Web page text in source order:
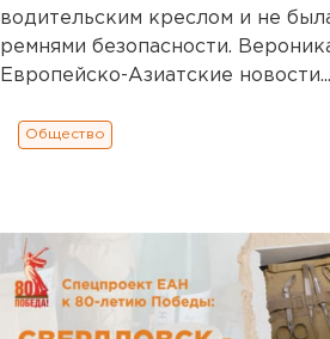
водительским креслом и не
ремнями безопасности.
Европейско-Азиатские
Общество